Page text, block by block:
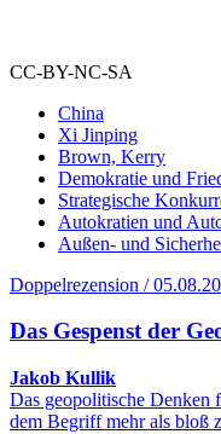
CC-BY-NC-SA
China
Xi Jinping
Brown, Kerry
Demokratie und
Strategische
Autokratien und
Außen- und
Doppelrezension /
Das Gespenst der
Jakob Kullik
Das geopolitische Denken
dem Begriff mehr als bloß